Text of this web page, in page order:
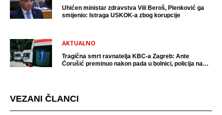
Uhićen ministar zdravstva Vili Beroš, Plenković ga
smijenio: Istraga USKOK-a zbog korupcije
AKTUALNO
Tragična smrt ravnatelja KBC-a Zagreb: Ante
Ćorušić preminuo nakon pada u bolnici, policija na
VEZANI ČLANCI